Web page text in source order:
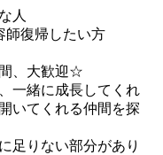
人
復帰したい方
、大歓迎☆
一緒に成長してくれ
いてくれる仲間を探
足りない部分があり